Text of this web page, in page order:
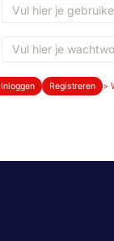
Inloggen Registreren >